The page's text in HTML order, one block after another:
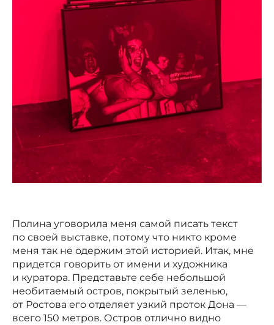
Полина уговорила меня самой писать текст
по своей выставке, потому что никто кроме
меня так не одержим этой историей. Итак, мне
придется говорить от имени и художника
и куратора. Представьте себе небольшой
необитаемый остров, покрытый зеленью,
от Ростова его отделяет узкий проток Дона —
всего 150 метров. Остров отлично видно